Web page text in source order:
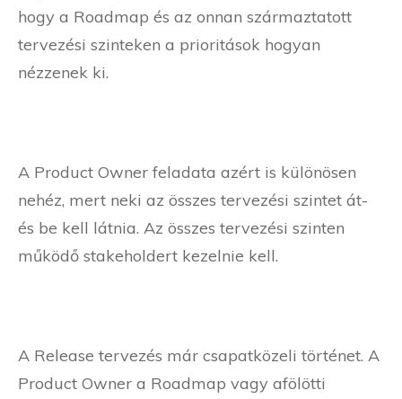
hogy a Roadmap és az onnan származtatott
tervezési szinteken a prioritások hogyan
nézzenek ki.
A Product Owner feladata azért is különösen
nehéz, mert neki az összes tervezési szintet át-
és be kell látnia. Az összes tervezési szinten
működő stakeholdert kezelnie kell.
A Release tervezés már csapatközeli történet. A
Product Owner a Roadmap vagy afölötti